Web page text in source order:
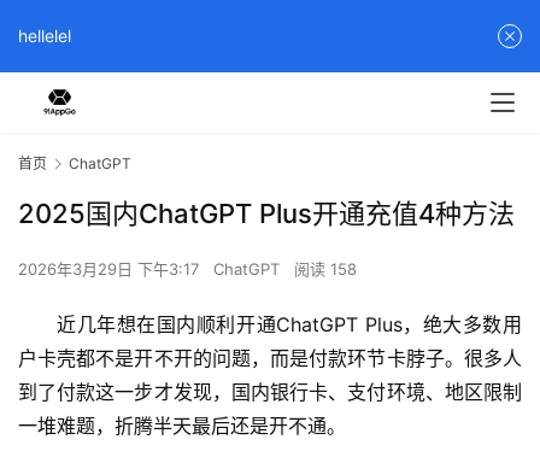
首页 ChatGPT
2025国内ChatGPT Plus开通充值4种方法
2026年3月29日 下午3:17 ChatGPT 阅读 158
近几年想在国内顺利开通ChatGPT Plus，绝大多数用
户卡壳都不是开不开的问题，而是付款环节卡脖子。很多人
到了付款这一步才发现，国内银行卡、支付环境、地区限制
一堆难题，折腾半天最后还是开不通。
hellelel